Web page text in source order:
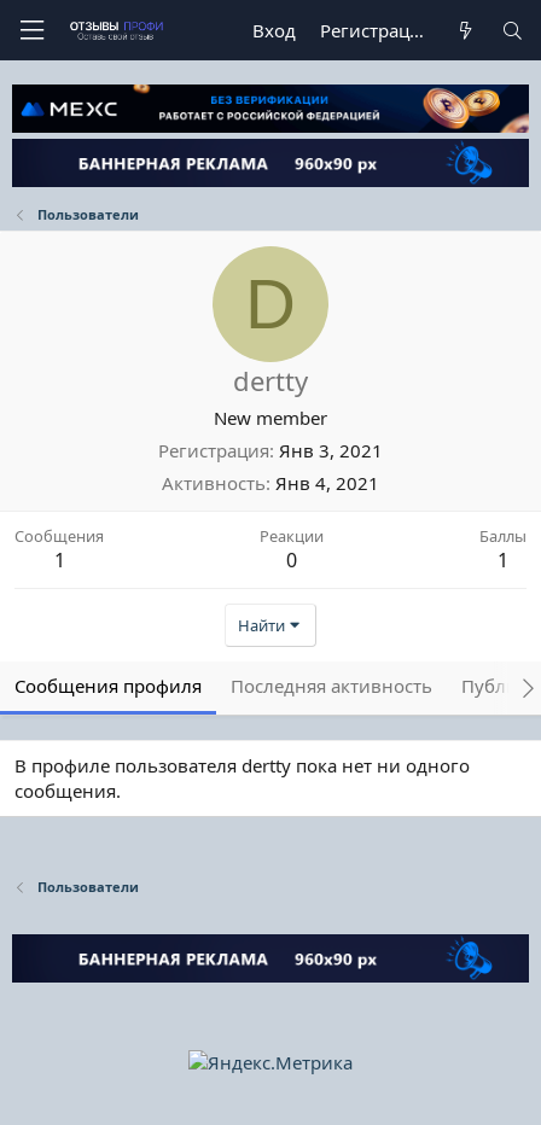
Вход Регистрация
Пользователи
D
dertty
New member
Регистрация Янв 3, 2021
Активность Янв 4, 2021
Сообщения
1
Реакции
0
Баллы
1
Найти
Сообщения профиля Последняя активность
В профиле пользователя dertty пока нет ни одного
сообщения.
Пользователи